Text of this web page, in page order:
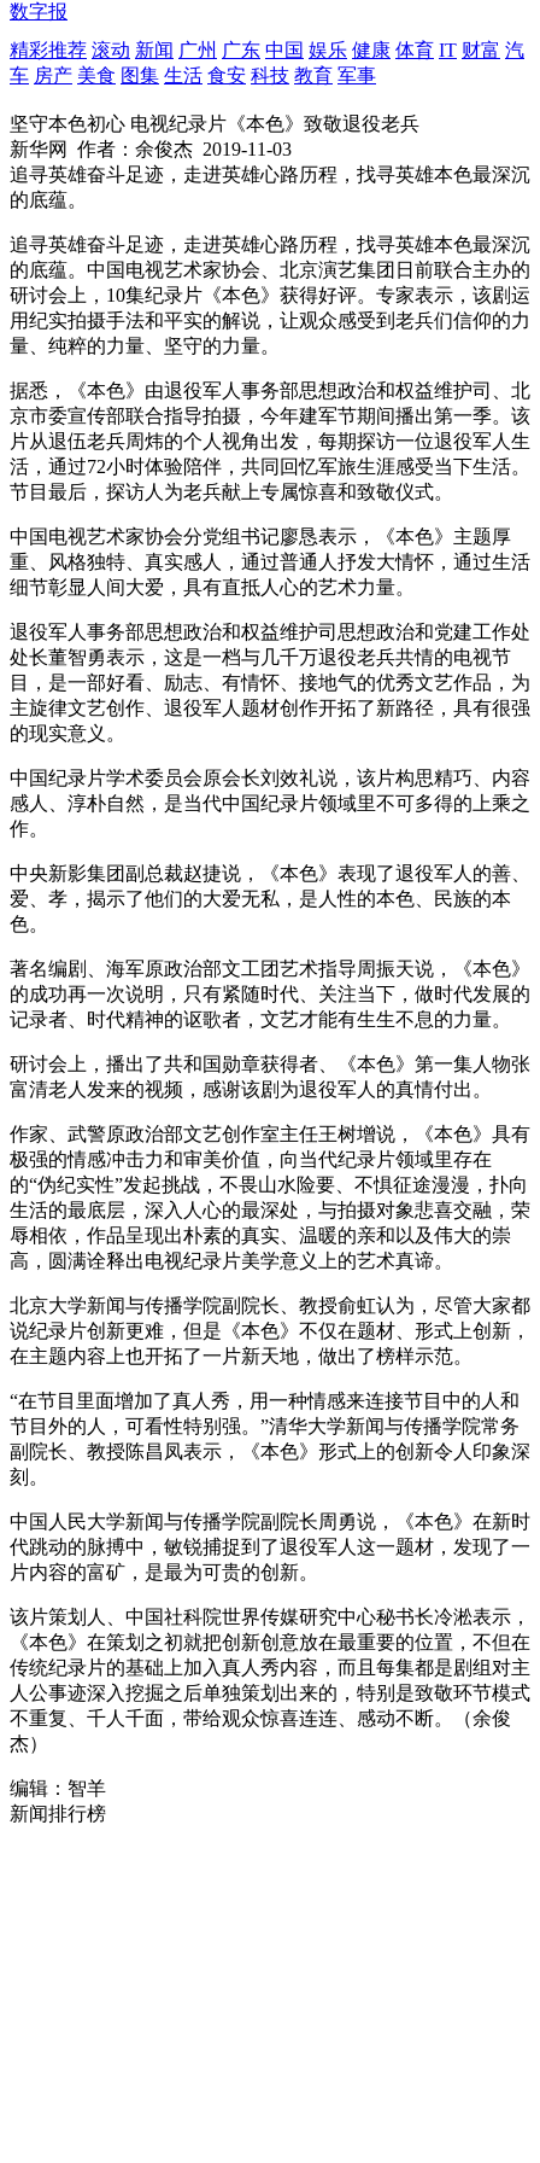
数字报
精彩推荐 滚动 新闻 广州 广东 中国 娱乐 健康 体育 IT 财富 汽
车 房产 美食 图集 生活 食安 科技 教育 军事
坚守本色初心 电视纪录片《本色》致敬退役老兵
新华网
作者：余俊杰 2019-11-03
追寻英雄奋斗足迹，走进英雄心路历程，找寻英雄本色最深沉
的底蕴。
追寻英雄奋斗足迹，走进英雄心路历程，找寻英雄本色最深沉
的底蕴。中国电视艺术家协会、北京演艺集团日前联合主办的
研讨会上，10集纪录片《本色》获得好评。专家表示，该剧运
用纪实拍摄手法和平实的解说，让观众感受到老兵们信仰的力
量、纯粹的力量、坚守的力量。
据悉，《本色》由退役军人事务部思想政治和权益维护司、北
京市委宣传部联合指导拍摄，今年建军节期间播出第一季。该
片从退伍老兵周炜的个人视角出发，每期探访一位退役军人生
活，通过72小时体验陪伴，共同回忆军旅生涯感受当下生活。
节目最后，探访人为老兵献上专属惊喜和致敬仪式。
中国电视艺术家协会分党组书记廖恳表示，《本色》主题厚
重、风格独特、真实感人，通过普通人抒发大情怀，通过生活
细节彰显人间大爱，具有直抵人心的艺术力量。
退役军人事务部思想政治和权益维护司思想政治和党建工作处
处长董智勇表示，这是一档与几千万退役老兵共情的电视节
目，是一部好看、励志、有情怀、接地气的优秀文艺作品，为
主旋律文艺创作、退役军人题材创作开拓了新路径，具有很强
的现实意义。
中国纪录片学术委员会原会长刘效礼说，该片构思精巧、内容
感人、淳朴自然，是当代中国纪录片领域里不可多得的上乘之
作。
中央新影集团副总裁赵捷说，《本色》表现了退役军人的善、
爱、孝，揭示了他们的大爱无私，是人性的本色、民族的本
色。
著名编剧、海军原政治部文工团艺术指导周振天说，《本色》
的成功再一次说明，只有紧随时代、关注当下，做时代发展的
记录者、时代精神的讴歌者，文艺才能有生生不息的力量。
研讨会上，播出了共和国勋章获得者、《本色》第一集人物张
富清老人发来的视频，感谢该剧为退役军人的真情付出。
作家、武警原政治部文艺创作室主任王树增说，《本色》具有
极强的情感冲击力和审美价值，向当代纪录片领域里存在
的“伪纪实性”发起挑战，不畏山水险要、不惧征途漫漫，扑向
生活的最底层，深入人心的最深处，与拍摄对象悲喜交融，荣
辱相依，作品呈现出朴素的真实、温暖的亲和以及伟大的崇
高，圆满诠释出电视纪录片美学意义上的艺术真谛。
北京大学新闻与传播学院副院长、教授俞虹认为，尽管大家都
说纪录片创新更难，但是《本色》不仅在题材、形式上创新，
在主题内容上也开拓了一片新天地，做出了榜样示范。
“在节目里面增加了真人秀，用一种情感来连接节目中的人和
节目外的人，可看性特别强。”清华大学新闻与传播学院常务
副院长、教授陈昌凤表示，《本色》形式上的创新令人印象深
刻。
中国人民大学新闻与传播学院副院长周勇说，《本色》在新时
代跳动的脉搏中，敏锐捕捉到了退役军人这一题材，发现了一
片内容的富矿，是最为可贵的创新。
该片策划人、中国社科院世界传媒研究中心秘书长冷淞表示，
《本色》在策划之初就把创新创意放在最重要的位置，不但在
传统纪录片的基础上加入真人秀内容，而且每集都是剧组对主
人公事迹深入挖掘之后单独策划出来的，特别是致敬环节模式
不重复、千人千面，带给观众惊喜连连、感动不断。（余俊
杰）
编辑：智羊
新闻排行榜